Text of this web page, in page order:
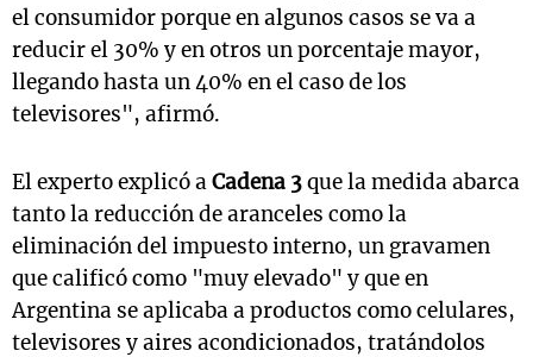
el consumidor porque en algunos casos se va a
reducir el 30% y en otros un porcentaje mayor,
llegando hasta un 40% en el caso de los
televisores", afirmó.
El experto explicó aCadena 3que la medida abarca
tanto la reducción de aranceles como la
eliminación del impuesto interno, un gravamen
que calificó como "muy elevado" y que en
Argentina se aplicaba a productos como celulares,
televisores y aires acondicionados, tratándolos